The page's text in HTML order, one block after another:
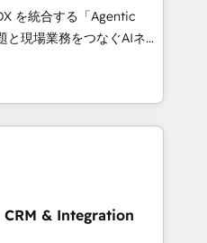
template. ➤ Migration:
Zero downtime, full data
marketing, and
and Integrations: Layer
coaching. Buying
reviving a stale portal?
を統合する「Agentic
て、HubSpot Eliteの実装
💡 100inc は何
通基盤に、AIエージェン
業務（マーケティング・営
事業部・グループ会社・部
基盤に再構築します。意
並走します。 1️⃣
& Integration